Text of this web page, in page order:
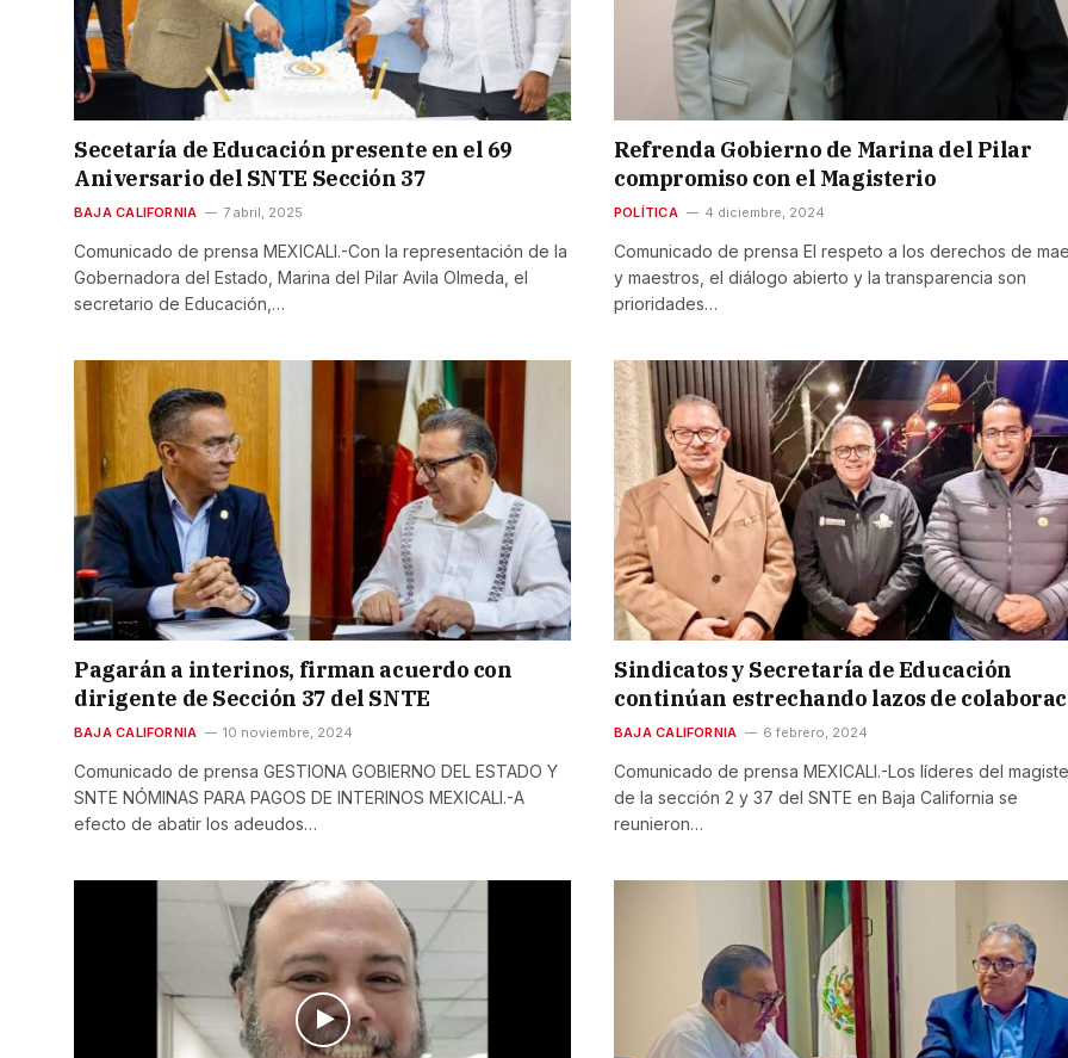
Secetaría de Educación presente en el 69
Aniversario del SNTE Sección 37
BAJA CALIFORNIA 7 abril, 2025
Comunicado de prensa MEXICALI.-Con la representación de la
Gobernadora del Estado, Marina del Pilar Avila Olmeda, el
secretario de Educación,…
Refrenda Gobierno de Marina del Pilar
compromiso con el Magisterio
POLÍTICA 4 diciembre, 2024
Comunicado de prensa El respeto a los derechos de
y maestros, el diálogo abierto y la transparencia son
prioridades…
Pagarán a interinos, firman acuerdo con
dirigente de Sección 37 del SNTE
BAJA CALIFORNIA 10 noviembre, 2024
Comunicado de prensa GESTIONA GOBIERNO DEL ESTADO Y
SNTE NÓMINAS PARA PAGOS DE INTERINOS MEXICALI.-A
efecto de abatir los adeudos…
Sindicatos y Secretaría de Educación
continúan estrechando lazos de
BAJA CALIFORNIA 6 febrero, 2024
Comunicado de prensa MEXICALI.-Los líderes del
de la sección 2 y 37 del SNTE en Baja California se
reunieron…